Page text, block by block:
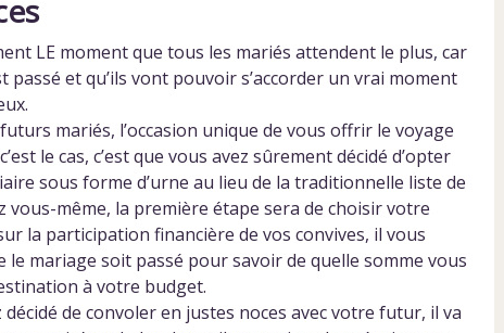
LE moment que tous les mariés attendent le plus, car
passé et qu’ils vont pouvoir s’accorder un vrai moment
mariés, l’occasion unique de vous offrir le voyage
le cas, c’est que vous avez sûrement décidé d’opter
sous forme d’urne au lieu de la traditionnelle liste de
vous-même, la première étape sera de choisir votre
la participation financière de vos convives, il vous
mariage soit passé pour savoir de quelle somme vous
à votre budget.
décidé de convoler en justes noces avec votre futur, il va